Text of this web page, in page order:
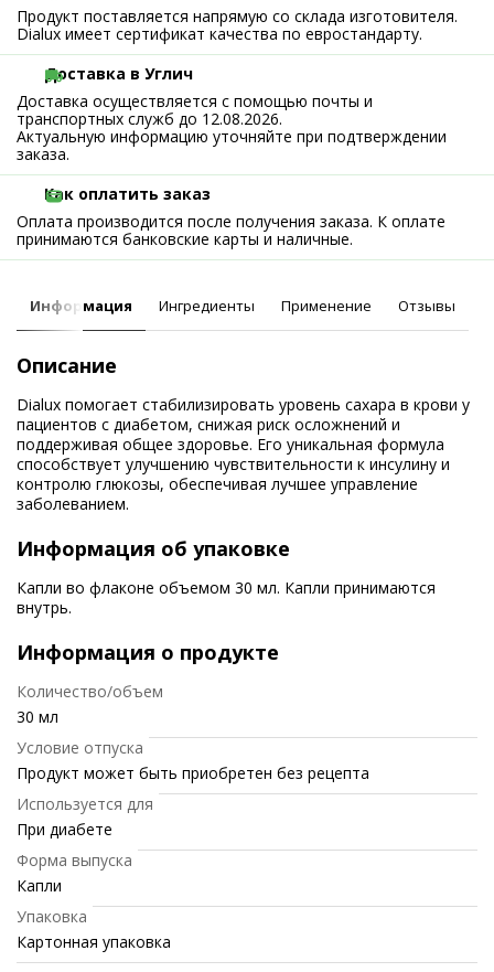
Продукт поставляется напрямую со склада изготовителя.
Dialux имеет сертификат качества по евростандарту.
Доставка в Углич
Доставка осуществляется с помощью почты и
транспортных служб до 12.08.2026.
Актуальную информацию уточняйте при подтверждении
заказа.
Как оплатить заказ
Оплата производится после получения заказа. К оплате
принимаются банковские карты и наличные.
Информация Ингредиенты Применение Отзывы
Описание
Dialux помогает стабилизировать уровень сахара в крови у
пациентов с диабетом, снижая риск осложнений и
поддерживая общее здоровье. Его уникальная формула
способствует улучшению чувствительности к инсулину и
контролю глюкозы, обеспечивая лучшее управление
заболеванием.
Информация об упаковке
Капли во флаконе объемом 30 мл. Капли принимаются
внутрь.
Информация о продукте
Количество/объем
30 мл
Условие отпуска
Продукт может быть приобретен без рецепта
Используется для
При диабете
Форма выпуска
Капли
Упаковка
Картонная упаковка